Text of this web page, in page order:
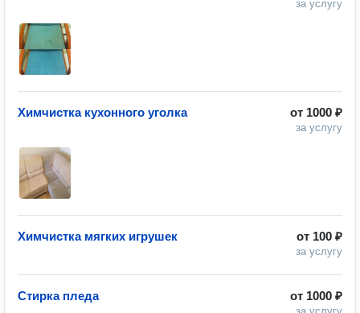
за услугу
от 1000 ₽
за услугу
Химчистка кухонного уголка
от 100 ₽
за услугу
Химчистка мягких игрушек
от 1000 ₽
Стирка пледа